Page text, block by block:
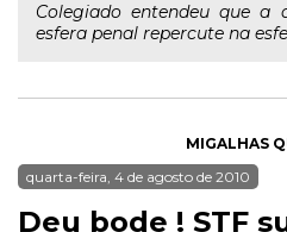
Colegiado entendeu que a
esfera penal repercute na
MIGALHAS
quarta-feira, 4 de agosto de 2010
Deu bode ! STF